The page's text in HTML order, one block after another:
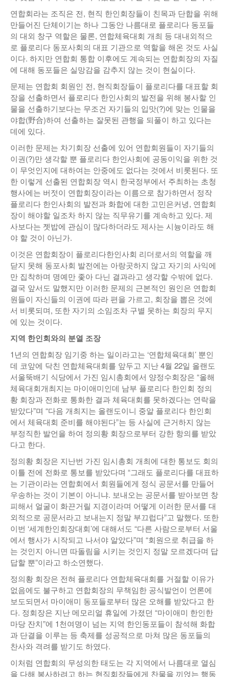
연합회라는 조직은 전, 현직 한인회장들이 친목과 단합을 위해
만들어진 단체이기는 하나 그동안 나름대로 플로리다 동포들
의 대외 창구 역할은 물론, 연합체육대회 개최 등 대내외적으
로 플로리다 동포사회의 대표 기관으로 역할을 해온 것도 사실
이다. 하지만 연합회 통합 이후에도 계속되는 연합회장의 자질
에 대해 동포들은 실망감을 감추지 않는 것이 현실이다.
문제는 연합회 회원인 전, 현직회장들이 플로리다를 대표할 회
장을 선출하면서 플로리다 한인사회의 발전을 위해 봉사할 인
물을 선출하기보다는 무조건 자기들의 입맛(?)에 맞는 인물을
야합(野合)하여 선출하는 잘못된 관행을 되풀이 하고 있다는
데에 있다.
이러한 문제는 차기회장 선출에 있어 연합회원들이 자기들의
이권(?)만 생각할 뿐 플로리다 한인사회에 공동이익을 위한 것
이 무엇인지에 대하여는 안중에도 없다는 것에서 비롯된다. 또
한 이렇게 선출된 연합회장 역시 한국정부에서 주최하는 초청
행사에는 버젓이 연합회장이라는 이름으로 참가하면서 정작
플로리다 한인사회의 발전과 화합에 대한 고민은커녕, 연합회
장이 해야할 일조차 하지 않는 직무유기를 계속하고 있다. 제
사보다는 젯밥에 관심이 많다하더라도 제사는 시늉이라도 해
야 할 것이 아닌가.
이것은 연합회장이 플로리다한인사회 리더로서의 역할을 깨
닫지 못해 동포사회 발전에는 아랑곳하지 않고 자기의 사익에
만 집착하며 명예만 좇아 다닌 결과라고 생각할 수밖에 없다.
결국 앞서도 말했지만 이러한 문제의 근본적인 원인은 연합회
원들이 자신들의 이권에 따라 편을 가르고, 회장을 뽑은 것에
서 비롯되며, 또한 자기의 소임조차 구별 못하는 회장의 무지
에 있는 것이다.
지역 한인회와의 분열 조장
1년의 연합회장 임기중 하는 일이라고는 ‘연합체육대회’ 뿐인
데 코앞에 닥친 연합체육대회를 앞두고 지난 4월 22일 올랜도
서울뚝배기 식당에서 가진 임시총회에서 양정수회장은 “올해
체육대회개최지는 마이애미인데 남부 플로리다 한인회 정의
황 회장과 전화로 통화한 결과 체육대회를 못하겠다는 연락을
받았다”며 “다음 개최지는 올랜도이니 중알 플로리다 한인회
에서 체육대회 준비를 해야된다”는 등 사실에 근거하지 않는
부정직한 발언을 하여 정의황 회장으로부터 강한 항의를 받았
다고 한다.
정의황 회장은 지난번 가진 임시총회 개최에 대한 통보도 회의
이틀 전에 전화로 통보를 받았다며 “그래도 플로리다를 대표하
는 기관이라는 연합회에서 회원들에게 정식 공문서를 만들어
우송하는 것이 기본이 아니냐. 보내오는 공문서를 받아보면 창
피해서 얼굴이 화끈거릴 지경이라며 어떻게 이러한 문서를 대
외적으로 공문서라고 보내는지 정말 부끄럽다”고 말했다. 또한
이번 ‘세계한인회장대회’에 대해서도 “다른 사람으로부터 서울
에서 행사가 시작되고 나서야 알았다”며 “회원으로 취급을 하
는 것인지 아니면 따돌림을 시키는 것인지 정말 모르겠다며 답
답할 뿐”이라고 하소연했다.
정의황 회장은 전혀 플로리다 연합체육대회를 거절할 이유가
없음에도 불구하고 연합회장의 무책임한 공식발언이 언론에
보도되면서 마이애미 동포들로부터 많은 오해를 받았다고 한
다. 정회장은 지난 메모리얼 휴일에 가졌던 “마이애미 한인한
마당 잔치”에 1천여명이 넘는 지역 한인동포들이 참석해 화합
과 단결을 이루는 등 축제를 성공적으로 마쳐 많은 동포들의
찬사와 격려를 받기도 하였다.
이처럼 연합회의 무성의한 태도는 각 지역에서 나름대로 열심
을 다해 봉사하려고 하는 현직회장들에게 찬물을 끼얹는 행동